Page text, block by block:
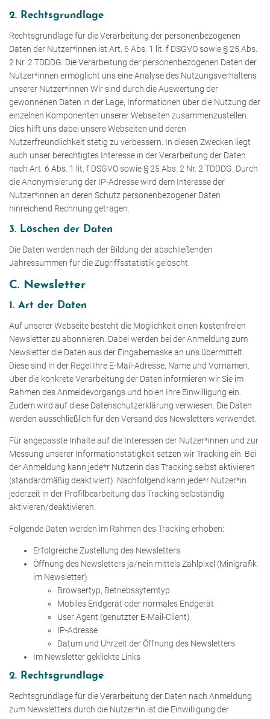
2. Rechtsgrundlage
Rechtsgrundlage für die Verarbeitung der personenbezogenen
Daten der Nutzer*innen ist Art. 6 Abs. 1 lit. f DSGVO sowie § 25 Abs.
2 Nr. 2 TDDDG. Die Verarbeitung der personenbezogenen Daten der
Nutzer*innen ermöglicht uns eine Analyse des Nutzungsverhaltens
unserer Nutzer*innen Wir sind durch die Auswertung der
gewonnenen Daten in der Lage, Informationen über die Nutzung der
einzelnen Komponenten unserer Webseiten zusammenzustellen.
Dies hilft uns dabei unsere Webseiten und deren
Nutzerfreundlichkeit stetig zu verbessern. In diesen Zwecken liegt
auch unser berechtigtes Interesse in der Verarbeitung der Daten
nach Art. 6 Abs. 1 lit. f DSGVO sowie § 25 Abs. 2 Nr. 2 TDDDG. Durch
die Anonymisierung der IP-Adresse wird dem Interesse der
Nutzer*innen an deren Schutz personenbezogener Daten
hinreichend Rechnung getragen.
3. Löschen der Daten
Die Daten werden nach der Bildung der abschließenden
Jahressummen für die Zugriffsstatistik gelöscht.
C. Newsletter
1. Art der Daten
Auf unserer Webseite besteht die Möglichkeit einen kostenfreien
Newsletter zu abonnieren. Dabei werden bei der Anmeldung zum
Newsletter die Daten aus der Eingabemaske an uns übermittelt.
Diese sind in der Regel Ihre E-Mail-Adresse, Name und Vornamen.
Über die konkrete Verarbeitung der Daten informieren wir Sie im
Rahmen des Anmeldevorgangs und holen Ihre Einwilligung ein.
Zudem wird auf diese Datenschutzerklärung verwiesen. Die Daten
werden ausschließlich für den Versand des Newsletters verwendet.
Für angepasste Inhalte auf die Interessen der Nutzer*innen und zur
Messung unserer Informationstätigkeit setzen wir Tracking ein. Bei
der Anmeldung kann jede*r Nutzerin das Tracking selbst aktivieren
(standardmäßig deaktiviert). Nachfolgend kann jede*r Nutzer*in
jederzeit in der Profilbearbeitung das Tracking selbständig
aktivieren/deaktivieren.
Folgende Daten werden im Rahmen des Tracking erhoben:
Erfolgreiche Zustellung des Newsletters
Öffnung des Newsletters ja/nein mittels Zählpixel (Minigrafik
im Newsletter)
Browsertyp, Betriebssytemtyp
Mobiles Endgerät oder normales Endgerät
User Agent (genutzter E-Mail-Client)
IP-Adresse
Datum und Uhrzeit der Öffnung des Newsletters
Im Newsletter geklickte Links
2. Rechtsgrundlage
Rechtsgrundlage für die Verarbeitung der Daten nach Anmeldung
zum Newsletters durch die Nutzer*in ist die Einwilligung der